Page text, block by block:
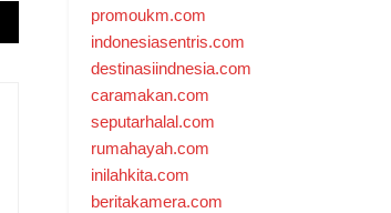
promoukm.com
indonesiasentris.com
destinasiindnesia.com
caramakan.com
seputarhalal.com
rumahayah.com
inilahkita.com
beritakamera.com